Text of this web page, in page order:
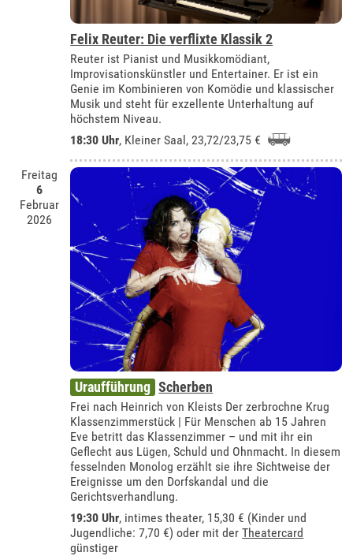
Felix Reuter: Die verflixte Klassik 2
Reuter ist Pianist und Musikkomödiant,
Improvisationskünstler und Entertainer. Er ist ein
Genie im Kombinieren von Komödie und klassischer
Musik und steht für exzellente Unterhaltung auf
höchstem Niveau.
18:30 Uhr, Kleiner Saal , 23,72/23,75 €
Freitag
6
Februar
2026
Uraufführung Scherben
Frei nach Heinrich von Kleists Der zerbrochne Krug
Klassenzimmerstück | Für Menschen ab 15 Jahren
Eve betritt das Klassenzimmer – und mit ihr ein
Geflecht aus Lügen, Schuld und Ohnmacht. In diesem
fesselnden Monolog erzählt sie ihre Sichtweise der
Ereignisse um den Dorfskandal und die
Gerichtsverhandlung.
19:30 Uhr, intimes theater, 15,30 € (Kinder und
Jugendliche: 7,70 €) oder mit derTheatercard
günstiger